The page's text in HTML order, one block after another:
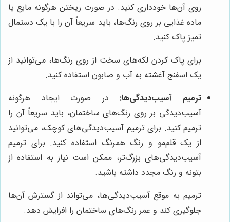
روی آن‌ها خودداری کنید. در صورت ریختن هرگونه مایع یا
ماده غذایی بر روی رنگ‌ها، باید سریعاً آن را با یک دستمال
تمیز پاک کنید.
برای پاک کردن لکه‌های سخت از روی رنگ‌ها، می‌توانید از
یک اسفنج آغشته به آب و صابون استفاده کنید.
ترمیم آسیب‌دیدگی‌ها: در صورت ایجاد هرگونه
آسیب‌دیدگی بر روی رنگ‌های ساختمان، باید سریعاً آن را
ترمیم کنید. برای ترمیم آسیب‌دیدگی‌های کوچک، می‌توانید
از یک قلم‌مو و رنگ همرنگ استفاده کنید. برای ترمیم
آسیب‌دیدگی‌های بزرگ‌تر، ممکن است نیاز به استفاده از
بتونه و رنگ مجدد داشته باشید.
ترمیم به موقع آسیب‌دیدگی‌ها، می‌تواند از گسترش آن‌ها
جلوگیری کند و عمر رنگ‌های ساختمان را افزایش دهد.